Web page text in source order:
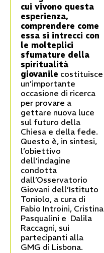
cui vivono questa
esperienza,
comprendere come
essa si intrecci con
le molteplici
sfumature della
spiritualità
giovanile costituisce
un’importante
occasione di ricerca
per provare a
gettare nuova luce
sul futuro della
Chiesa e della fede.
Questo è, in sintesi,
l’obiettivo
dell’indagine
condotta
dall’Osservatorio
Giovani dell’Istituto
Toniolo, a cura di
Fabio Introini, Cristina
Pasqualini e Dalila
Raccagni, sui
partecipanti alla
GMG di Lisbona.